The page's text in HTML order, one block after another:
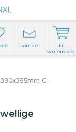
contact
ihr
warenkorb
C-